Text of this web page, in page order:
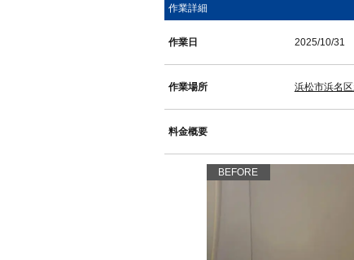
作業詳細
作業日 2025/10/31
作業場所 浜松市浜名
料金概要
BEFORE